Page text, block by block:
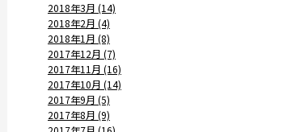
2018年3月 (14)
2018年2月 (4)
2018年1月 (8)
2017年12月 (7)
2017年11月 (16)
2017年10月 (14)
2017年9月 (5)
2017年8月 (9)